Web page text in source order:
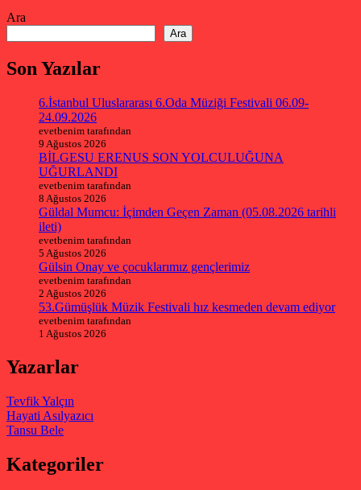
Ara
Ara
Son Yazılar
6.İstanbul Uluslararası 6.Oda Müziği Festivali 06.09-
24.09.2026
evetbenim tarafından
9 Ağustos 2026
BİLGESU ERENUS SON YOLCULUĞUNA
UĞURLANDI
evetbenim tarafından
8 Ağustos 2026
Güldal Mumcu: İçimden Geçen Zaman (05.08.2026 tarihli
ileti)
evetbenim tarafından
5 Ağustos 2026
Gülsin Onay ve çocuklarımız gençlerimiz
evetbenim tarafından
2 Ağustos 2026
53.Gümüşlük Müzik Festivali hız kesmeden devam ediyor
evetbenim tarafından
1 Ağustos 2026
Yazarlar
Tevfik Yalçın
Hayati Asılyazıcı
Tansu Bele
Kategoriler